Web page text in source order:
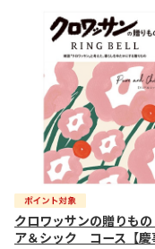
クロワッサンの贈りも
ア＆シック コース【慶